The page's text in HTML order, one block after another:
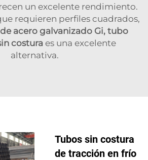
un excelente rendimiento.
requieren perfiles cuadrados,
acero galvanizado Gi, tubo
costura es una excelente
alternativa.
Tubos sin costura
de tracción en frío